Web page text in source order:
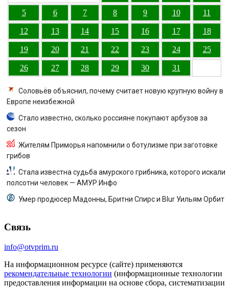
5 6 7 8 9 10 11
12 13 14 15 16 17 18
19 20 21 22 23 24 25
26 27 28 29 30 31
Соловьёв объяснил, почему считает новую крупную войну в
Европе неизбежной
Стало известно, сколько россияне покупают арбузов за
сезон
Жителям Приморья напомнили о ботулизме при заготовке
грибов
Стала известна судьба амурского грибника, которого искали
полсотни человек — АМУР.Инфо
Умер продюсер Мадонны, Бритни Спирс и Blur Уильям Орбит
Связь
info@otvprim.ru
На информационном ресурсе (сайте) применяются
рекомендательные технологии (информационные технологии
предоставления информации на основе сбора, систематизации